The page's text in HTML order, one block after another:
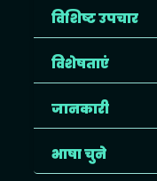
विशिष्ट उपचार
विशेषताएं
जानकारी
भाषा चुने